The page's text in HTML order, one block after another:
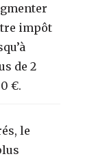
impôt
de 2
€.
le